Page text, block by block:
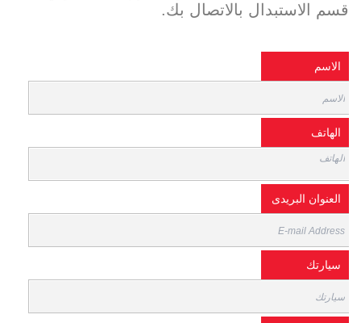
قسم الاستبدال بالاتصال بك.
الاسم
الهاتف
العنوان البريدى
سيارتك